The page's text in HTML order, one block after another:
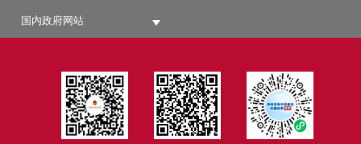
国内政府网站